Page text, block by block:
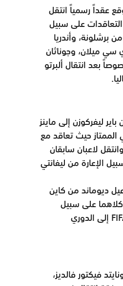
عقداً رسمياً انتقل
على سبيل
برشلونة، وأندريا
سي ميلان، وجوناثان
بعد انتقال ألبرتو
ليفركوزن إلى ماينز
الممتاز حيث تعاقد مع
لاعبان سابقان
الإعارة من ليفانتي
ديوماند من كاين
على سبيل
الإعارة. ويأمل بيفوما نقل عدوى إنجازاته التهديفية من تصفيات كأس العالم FIFA إلى الدوري
فيكتور فالديز،